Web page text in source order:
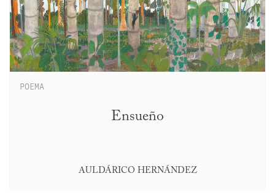
POEMA
Ensueño
AULDÁRICO HERNÁNDEZ